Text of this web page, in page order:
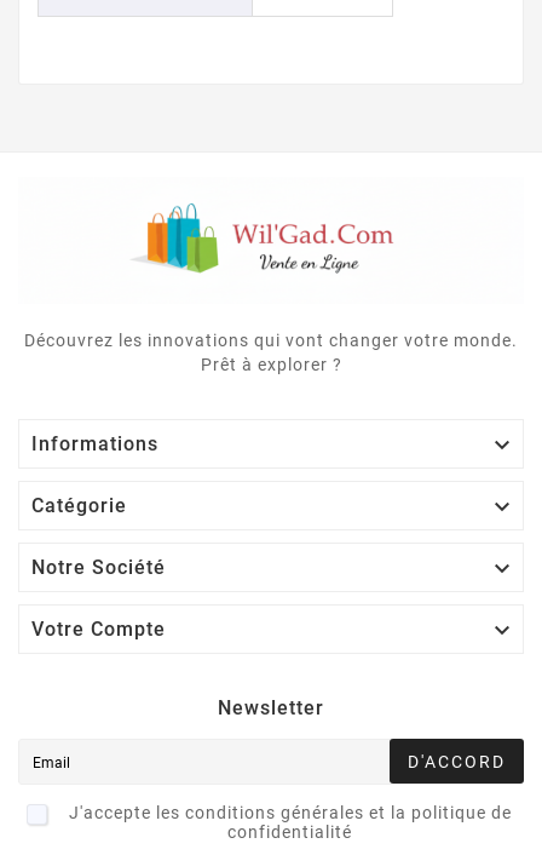
Découvrez les innovations qui vont changer votre monde.
Prêt à explorer ?
Informations 
Catégorie 
Notre Société 
Votre Compte 
Newsletter
D'ACCORD
J'accepte les conditions générales et la politique de
confidentialité